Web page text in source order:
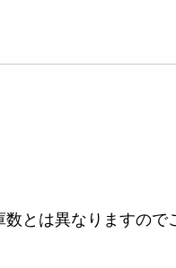
とは異なりますので